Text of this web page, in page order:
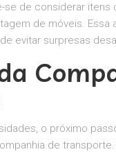
se de considerar
de móveis. Essa
evitar surpresas
o próximo
de